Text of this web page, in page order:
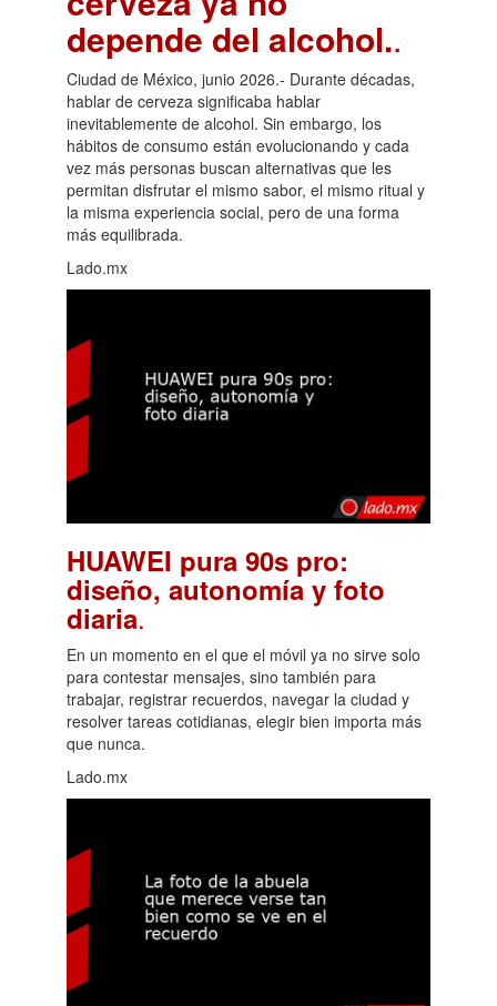
depende del alcohol..
Ciudad de México, junio 2026.- Durante décadas,
hablar de cerveza significaba hablar
inevitablemente de alcohol. Sin embargo, los
hábitos de consumo están evolucionando y cada
vez más personas buscan alternativas que les
permitan disfrutar el mismo sabor, el mismo ritual y
la misma experiencia social, pero de una forma
más equilibrada.
Lado.mx
HUAWEI pura 90s pro:
diseño, autonomía y foto
diaria.
En un momento en el que el móvil ya no sirve solo
para contestar mensajes, sino también para
trabajar, registrar recuerdos, navegar la ciudad y
resolver tareas cotidianas, elegir bien importa más
que nunca.
Lado.mx